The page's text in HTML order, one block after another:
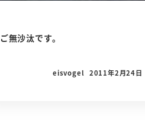
ご無沙汰です。
eisvogel 2011年2月24日